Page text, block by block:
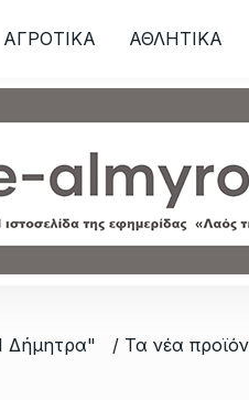
εργαλείων
ΑΓΡΟΤΙΚΑ ΑΘΛΗΤΙKA
/ Τα νέα